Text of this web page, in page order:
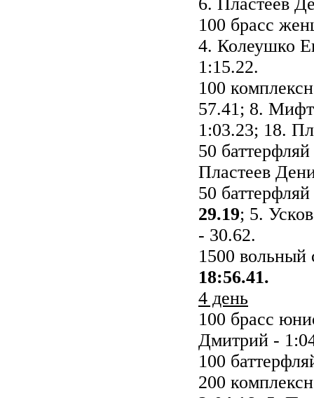
100 брасс
4. Колеушко
1:15.22.
100
57.41; 8.
1:03.23; 18.
50
Пластеев
50
29.19; 5.
- 30.62.
1500
18:56.41.
4 день
100 брасс
Дмитрий -
100
200